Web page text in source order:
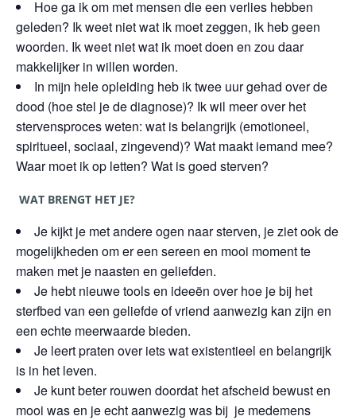
Hoe ga ik om met mensen die een verlies hebben
geleden? Ik weet niet wat ik moet zeggen, ik heb geen
woorden. Ik weet niet wat ik moet doen en zou daar
makkelijker in willen worden.
In mijn hele opleiding heb ik twee uur gehad over de
dood (hoe stel je de diagnose)? Ik wil meer over het
stervensproces weten: wat is belangrijk (emotioneel,
spiritueel, sociaal, zingevend)? Wat maakt iemand mee?
Waar moet ik op letten? Wat is goed sterven?
WAT BRENGT HET JE?
Je kijkt je met andere ogen naar sterven, je ziet ook de
mogelijkheden om er een sereen en mooi moment te
maken met je naasten en geliefden.
Je hebt nieuwe tools en ideeën over hoe je bij het
sterfbed van een geliefde of vriend aanwezig kan zijn en
een echte meerwaarde bieden.
Je leert praten over iets wat existentieel en belangrijk
is in het leven.
Je kunt beter rouwen doordat het afscheid bewust en
mooi was en je echt aanwezig was bij je medemens